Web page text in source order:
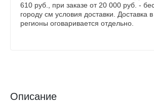
610 руб., при заказе от 20 000 руб. -
городу см условия доставки. Доставка
регионы оговаривается отдельно.
Описание